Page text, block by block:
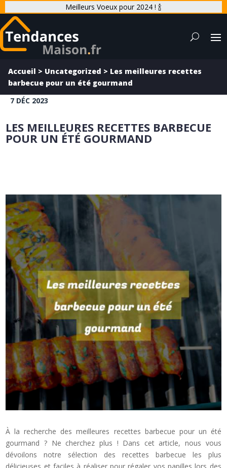
Meilleurs Voeux pour 2024 ! 🍾
Accueil > Uncategorized > Les meilleures recettes
barbecue pour un été gourmand
7 DÉC 2023
LES MEILLEURES RECETTES BARBECUE
POUR UN ÉTÉ GOURMAND
À la recherche des meilleures recettes barbecue pour un été
gourmand ? Ne cherchez plus ! Dans cet article, nous vous
dévoilons notre sélection des recettes barbecue les plus
délicieuses et faciles à réaliser pour régaler vos papilles lors des